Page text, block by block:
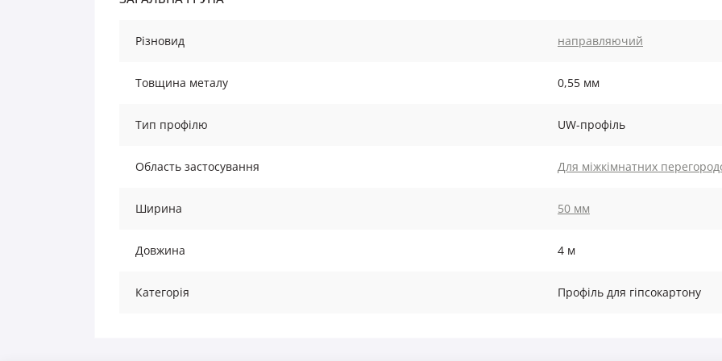
Різновид направляючий
Товщина металу 0,55 мм
Тип профілю UW-профіль
Область застосування Для міжкімнатних
Ширина 50 мм
Довжина 4 м
Категорія Профіль для гіпсокартону